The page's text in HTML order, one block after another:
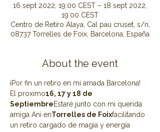
16 sept 2022, 19:00 CEST – 18 sept 2022,
19:00 CEST
Centro de Retiro Alaya, Cal pau cruset, s/n,
08737 Torrelles de Foix, Barcelona, España
About the event
¡Por fin un retiro en mi amada Barcelona!
El proximo16, 17 y 18 de
SeptiembreEstaré junto con mi querida
amiga Ani enTorrelles de Foixfacilitando
un retiro cargado de magia y energía